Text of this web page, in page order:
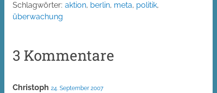
Schlagwörter: aktion, berlin, meta, politik,
überwachung
3 Kommentare
Christoph 24. September 2007